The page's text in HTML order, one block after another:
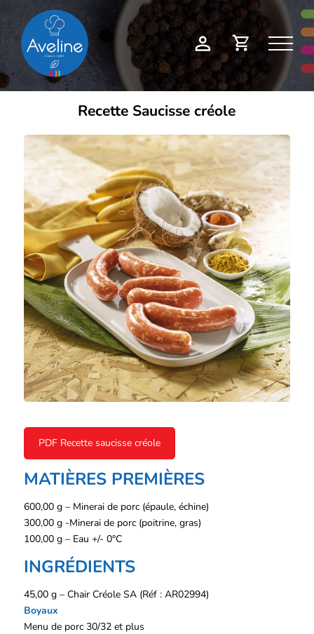
Mon
compte
Demande
de
devis
Recette Saucisse créole
PDF Recette saucisse créole
MATIÈRES PREMIÈRES
600,00 g – Minerai de porc (épaule, échine)
300,00 g -Minerai de porc (poitrine, gras)
100,00 g – Eau +/- 0°C
INGRÉDIENTS
45,00 g – Chair Créole SA (Réf : AR02994)
Boyaux
Menu de porc 30/32 et plus
Panneau de gestion des cookies